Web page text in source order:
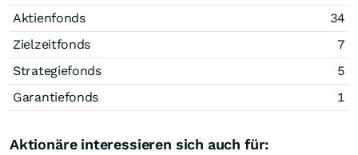
Aktienfonds
34
Zielzeitfonds
7
Strategiefonds
5
Garantiefonds
1
Aktionäre interessieren sich auch für: